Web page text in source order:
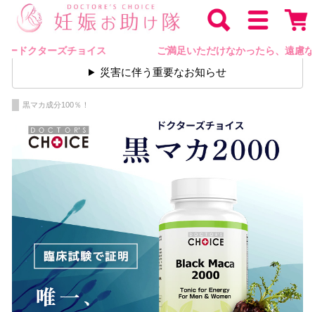
ズチョイス ご満足いただけなかったら、遠慮なくご返品
災害に伴う重要なお知らせ
黒マカ成分100％！